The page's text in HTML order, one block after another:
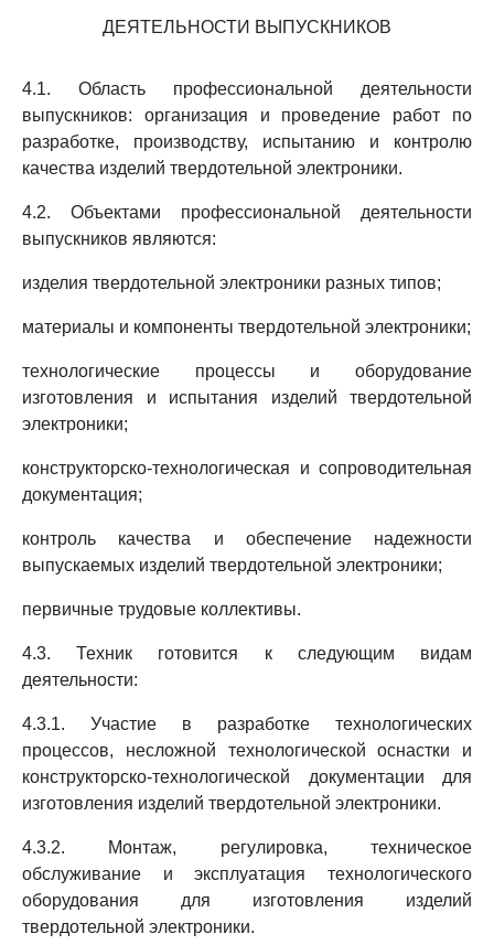
ДЕЯТЕЛЬНОСТИ ВЫПУСКНИКОВ
4.1. Область профессиональной деятельности
выпускников: организация и проведение работ по
разработке, производству, испытанию и контролю
качества изделий твердотельной электроники.
4.2. Объектами профессиональной деятельности
выпускников являются:
изделия твердотельной электроники разных типов;
материалы и компоненты твердотельной электроники;
технологические процессы и оборудование
изготовления и испытания изделий твердотельной
электроники;
конструкторско-технологическая и сопроводительная
документация;
контроль качества и обеспечение надежности
выпускаемых изделий твердотельной электроники;
первичные трудовые коллективы.
4.3. Техник готовится к следующим видам
деятельности:
4.3.1. Участие в разработке технологических
процессов, несложной технологической оснастки и
конструкторско-технологической документации для
изготовления изделий твердотельной электроники.
4.3.2. Монтаж, регулировка, техническое
обслуживание и эксплуатация технологического
оборудования для изготовления изделий
твердотельной электроники.